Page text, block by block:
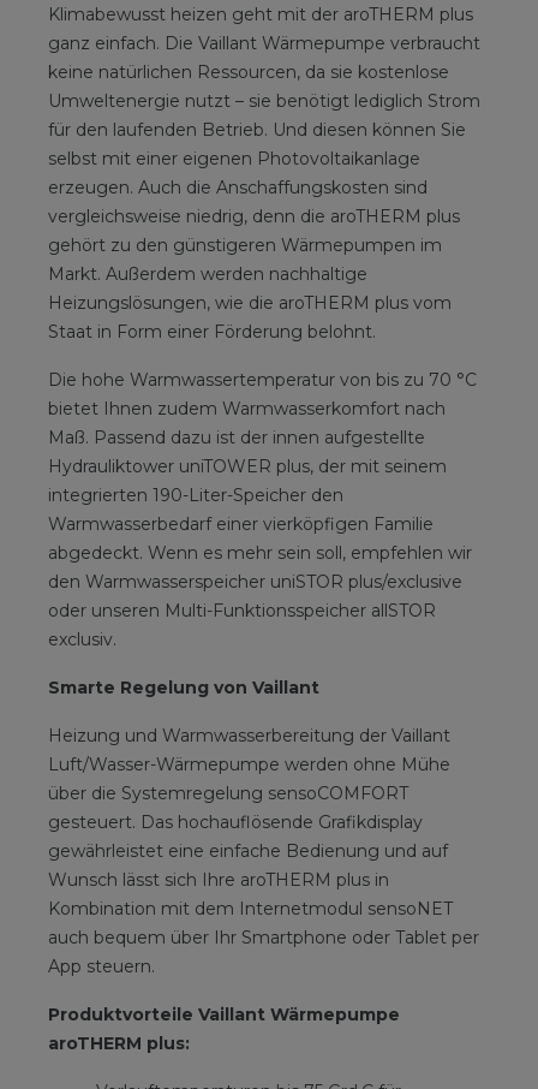
Klimabewusst heizen geht mit der aroTHERM plus
ganz einfach. Die Vaillant Wärmepumpe verbraucht
keine natürlichen Ressourcen, da sie kostenlose
Umweltenergie nutzt – sie benötigt lediglich Strom
für den laufenden Betrieb. Und diesen können Sie
selbst mit einer eigenen Photovoltaikanlage
erzeugen. Auch die Anschaffungskosten sind
vergleichsweise niedrig, denn die aroTHERM plus
gehört zu den günstigeren Wärmepumpen im
Markt. Außerdem werden nachhaltige
Heizungslösungen, wie die aroTHERM plus vom
Staat in Form einer Förderung belohnt.
Die hohe Warmwassertemperatur von bis zu 70 °C
bietet Ihnen zudem Warmwasserkomfort nach
Maß. Passend dazu ist der innen aufgestellte
Hydrauliktower uniTOWER plus, der mit seinem
integrierten 190-Liter-Speicher den
Warmwasserbedarf einer vierköpfigen Familie
abgedeckt. Wenn es mehr sein soll, empfehlen wir
den Warmwasserspeicher uniSTOR plus/exclusive
oder unseren Multi-Funktionsspeicher allSTOR
exclusiv.
Smarte Regelung von Vaillant
Heizung und Warmwasserbereitung der Vaillant
Luft/Wasser-Wärmepumpe werden ohne Mühe
über die Systemregelung sensoCOMFORT
gesteuert. Das hochauflösende Grafikdisplay
gewährleistet eine einfache Bedienung und auf
Wunsch lässt sich Ihre aroTHERM plus in
Kombination mit dem Internetmodul sensoNET
auch bequem über Ihr Smartphone oder Tablet per
App steuern.
Produktvorteile Vaillant Wärmepumpe
aroTHERM plus: